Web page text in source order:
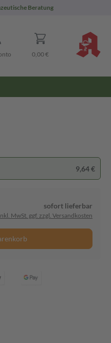
Beratung
0,00 €
9,64 €
sofort lieferbar
MwSt. ggf. zzgl. Versandkosten